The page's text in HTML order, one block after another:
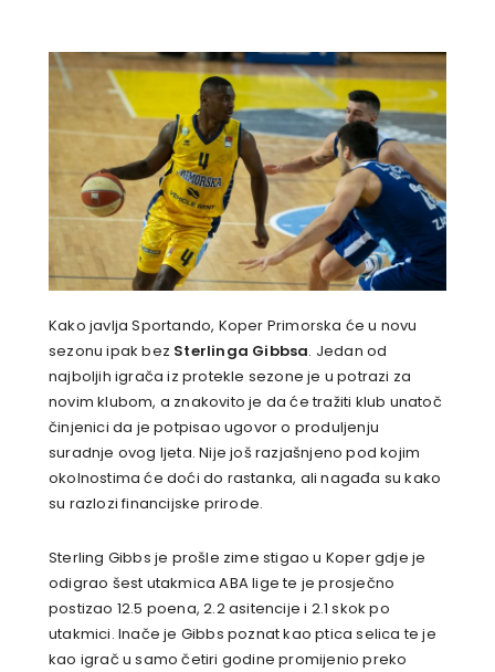
Kako javlja Sportando, Koper Primorska će u novu
sezonu ipak bez Sterlinga Gibbsa. Jedan od
najboljih igrača iz protekle sezone je u potrazi za
novim klubom, a znakovito je da će tražiti klub unatoč
činjenici da je potpisao ugovor o produljenju
suradnje ovog ljeta. Nije još razjašnjeno pod kojim
okolnostima će doći do rastanka, ali nagađa su kako
su razlozi financijske prirode.
Sterling Gibbs je prošle zime stigao u Koper gdje je
odigrao šest utakmica ABA lige te je prosječno
postizao 12.5 poena, 2.2 asitencije i 2.1 skok po
utakmici. Inače je Gibbs poznat kao ptica selica te je
kao igrač u samo četiri godine promijenio preko